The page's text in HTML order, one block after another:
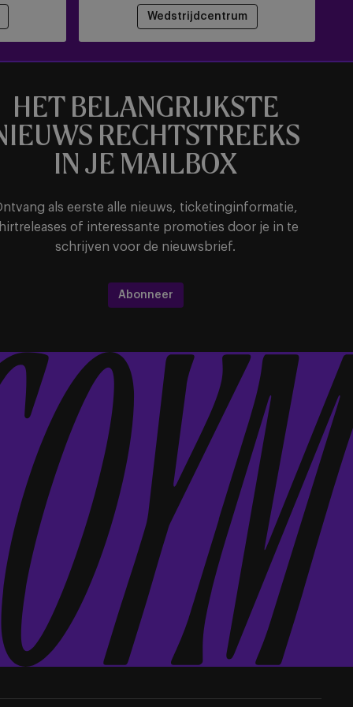
Wedstrijdcentrum
HET BELANGRIJKSTE
RECHTSTREEKS
IN JE MAILBOX
als eerste alle nieuws, ticketinginformatie,
of interessante promoties door je in te
schrijven voor de nieuwsbrief.
Abonneer